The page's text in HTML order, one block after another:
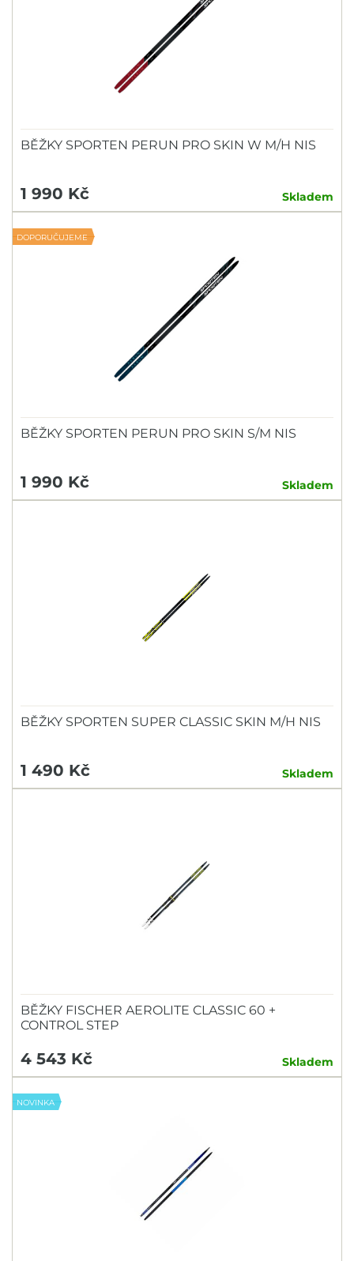
BĚŽKY SPORTEN PERUN PRO SKIN W M/H NIS
1 990 Kč Skladem
DOPORUČUJEME
BĚŽKY SPORTEN PERUN PRO SKIN S/M NIS
1 990 Kč Skladem
BĚŽKY SPORTEN SUPER CLASSIC SKIN M/H NIS
1 490 Kč Skladem
BĚŽKY FISCHER AEROLITE CLASSIC 60 +
CONTROL STEP
4 543 Kč Skladem
NOVINKA